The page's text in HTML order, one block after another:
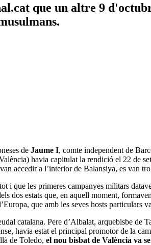
que un altre 9
de Jaume I, comte independent de
havia capitulat la rendició el 22 de
accedir a l’interior de Balansiya, es van
i que les primeres campanyes militars
dos estats que, en aquell moment,
que amb les seves hosts particulars
catalana. Pere d’Albalat, arquebisbe de
havia estat el principal promotor de la
de Toledo, el nou bisbat de València va